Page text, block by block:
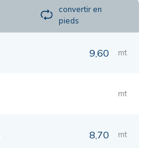
convertir en
pieds
9,60 mt
mt
8,70 mt